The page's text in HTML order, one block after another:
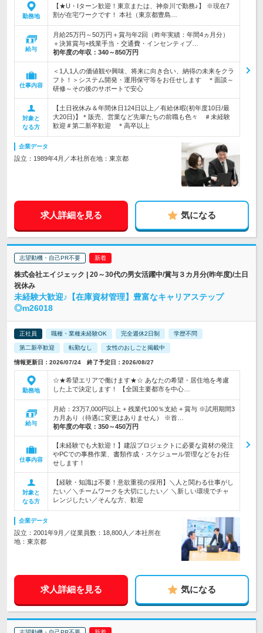
勤務地
【★U・Iターン歓迎！東京または、神奈川で勤務♪】 ※現在7
割が在宅ワークです！ 本社（東京都豊島…
給与
月給25万円～50万円＋賞与年2回（昨年実績：年間4ヵ月分）
＋決算賞与+残業手当・交通費・インセンティブ…
初年度の年収： 340～850万円
仕事内容
＜1人1人の価値観や興味、将来に向き合い、納得の未来をクラ
フト！＞システム開発・運用保守等をお任せします ＊面談～
研修～その後のサポートで安心
対象と
なる方
【土日祝休み＆年間休日124日以上／有給休暇(初年度10日/最
大20日)】＊販売、営業など先輩たちの前職も色々 ＃未経験
歓迎＃第二新卒歓迎 ＊高卒以上
企業データ
設立：1989年4月／本社所在地：東京都
求人詳細を見る 気になる
志望動機・自己PR不要
株式会社エイジェック | 20～30代の男女活躍中/賞与３カ月分(昨年度)/土日
祝休み
未経験大歓迎♪【在庫資材管理】豊富なキャリアステップ
◎m26018
正社員 職種・業種未経験OK 完全週休2日制 学歴不問
第二新卒歓迎 転勤なし 女性のおしごと掲載中
情報更新日：2026/07/24 終了予定日：2026/08/27
勤務地
☆★希望エリアで働けます★☆ あなたの希望・居住地を考慮
した上で決定します！ 【全国主要都市を中心…
給与
月給：23万7,000円以上 + 残業代100％支給 + 賞与 ※試用期間3
カ月あり（待遇に変更はありません） ※首…
初年度の年収： 350～450万円
仕事内容
【未経験でも大歓迎！】建設プロジェクトに必要な資材の発注
やPCでの事務作業、書類作成・スケジュール管理などをお任
せします！
対象と
なる方
【経験・知識は不要！意欲重視の採用】＼人と関わる仕事がし
たい／＼チームワークを大切にしたい／ ＼新しい環境でチャ
レンジしたい／そんな方、歓迎
企業データ
設立：2001年9月／従業員数：18,800人／本社所在
地：東京都
求人詳細を見る 気になる